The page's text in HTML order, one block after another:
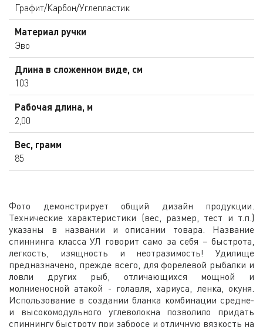
Графит/Карбон/Углепластик
Материал ручки
Эво
Длина в сложенном виде, см
103
Рабочая длина, м
2,00
Вес, грамм
85
Фото демонстрирует общий дизайн продукции.
Технические характеристики (вес, размер, тест и т.п.)
указаны в названии и описании товара. Название
спиннинга класса УЛ говорит само за себя – быстрота,
легкость, изящность и неотразимость! Удилище
предназначено, прежде всего, для форелевой рыбалки и
ловли других рыб, отличающихся мощной и
молниеносной атакой - голавля, хариуса, ленка, окуня.
Использование в создании бланка комбинации средне-
и высокомодульного углеволокна позволило придать
спиннингу быстроту при забросе и отличную вязкость на